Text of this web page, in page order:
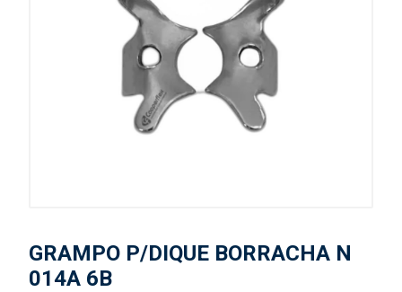
GRAMPO P/DIQUE BORRACHA N
014A 6B